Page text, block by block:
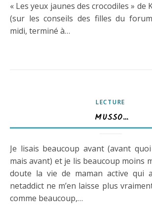
« Les yeux jaunes des crocodiles » de
(sur les conseils des filles du
midi, terminé à…
LECTURE
MUSSO…
Je lisais beaucoup avant (avant quoi je ne sais pas,
mais avant) et je lis beaucoup moins
doute la vie de maman active qui
netaddict ne m’en laisse plus
comme beaucoup,…